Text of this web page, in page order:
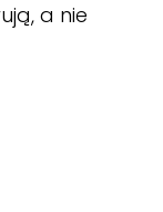
a nie